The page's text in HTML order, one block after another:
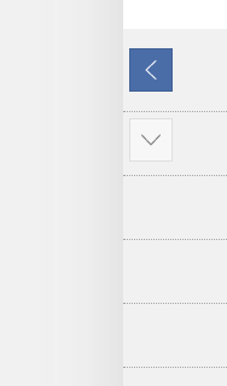
הבא
הצג
עוד